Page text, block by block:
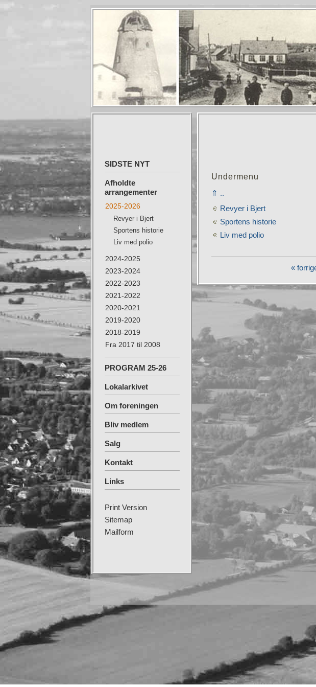
SIDSTE NYT
Afholdte
arrangementer
2025-2026
Revyer i Bjert
Sportens historie
Liv med polio
2024-2025
2023-2024
2022-2023
2021-2022
2020-2021
2019-2020
2018-2019
Fra 2017 til 2008
PROGRAM 25-26
Lokalarkivet
Om foreningen
Bliv medlem
Salg
Kontakt
Links
Print Version
Sitemap
Mailform
Undermenu
⇑ ..
Revyer i Bjert
Sportens historie
Liv med polio
«